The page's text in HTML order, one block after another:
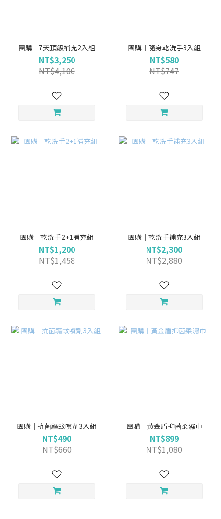
團購｜7天頂級補充2入組
NT$3,250
NT$4,100
團購｜隨身乾洗手3入組
NT$580
NT$747
團購｜乾洗手2+1補充組
NT$1,200
NT$1,458
團購｜乾洗手補充3入組
NT$2,300
NT$2,880
團購｜抗菌驅蚊噴劑3入組
NT$490
NT$660
團購｜黃金盾抑菌柔濕巾
NT$899
NT$1,080